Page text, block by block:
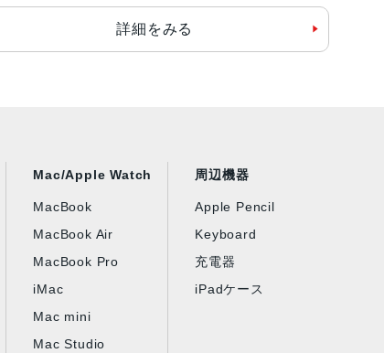
詳細をみる
Mac/Apple Watch
MacBook
MacBook Air
MacBook Pro
iMac
Mac mini
Mac Studio
周辺機器
Apple Pencil
Keyboard
充電器
iPadケース